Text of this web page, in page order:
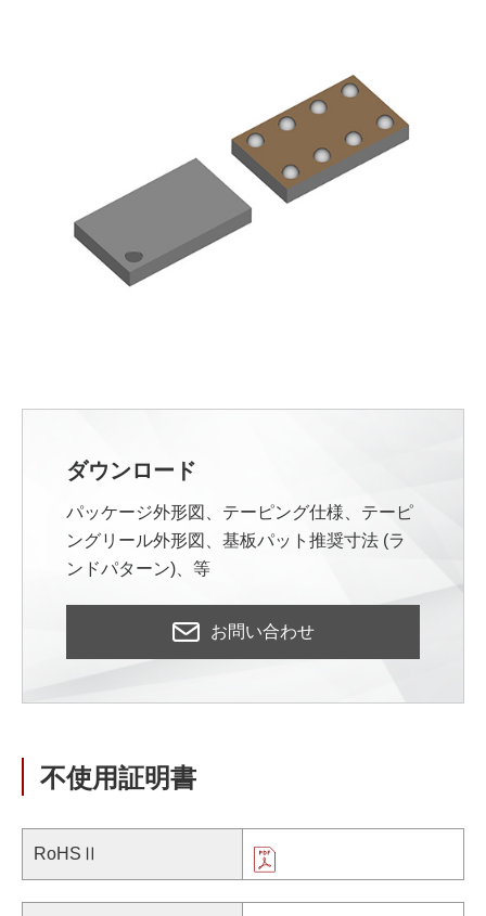
ダウンロード
パッケージ外形図、テーピング仕様、テーピ
ングリール外形図、基板パット推奨寸法 (ラ
ンドパターン)、等
お問い合わせ
不使用証明書
RoHSⅡ